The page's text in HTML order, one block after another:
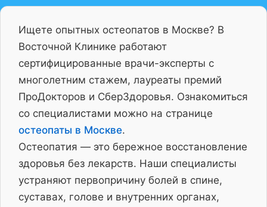
Ищете опытных остеопатов в Москве? В
Восточной Клинике работают
сертифицированные врачи-эксперты с
многолетним стажем, лауреаты премий
ПроДокторов и СберЗдоровья. Ознакомиться
со специалистами можно на странице
остеопаты в Москве.
Остеопатия — это бережное восстановление
здоровья без лекарств. Наши специалисты
устраняют первопричину болей в спине,
суставах, голове и внутренних органах,